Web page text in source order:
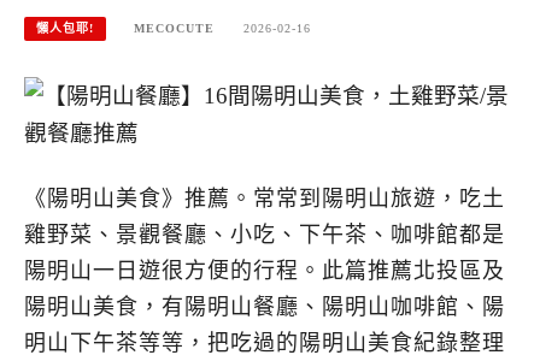
懶人包耶! MECOCUTE 2026-02-16
《陽明山美食》推薦。常常到陽明山旅遊，吃土
雞野菜、景觀餐廳、小吃、下午茶、咖啡館都是
陽明山一日遊很方便的行程。此篇推薦北投區及
陽明山美食，有陽明山餐廳、陽明山咖啡館、陽
明山下午茶等等，把吃過的陽明山美食紀錄整理